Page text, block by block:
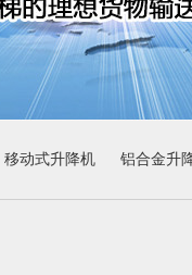
移动式升降机 铝合金升